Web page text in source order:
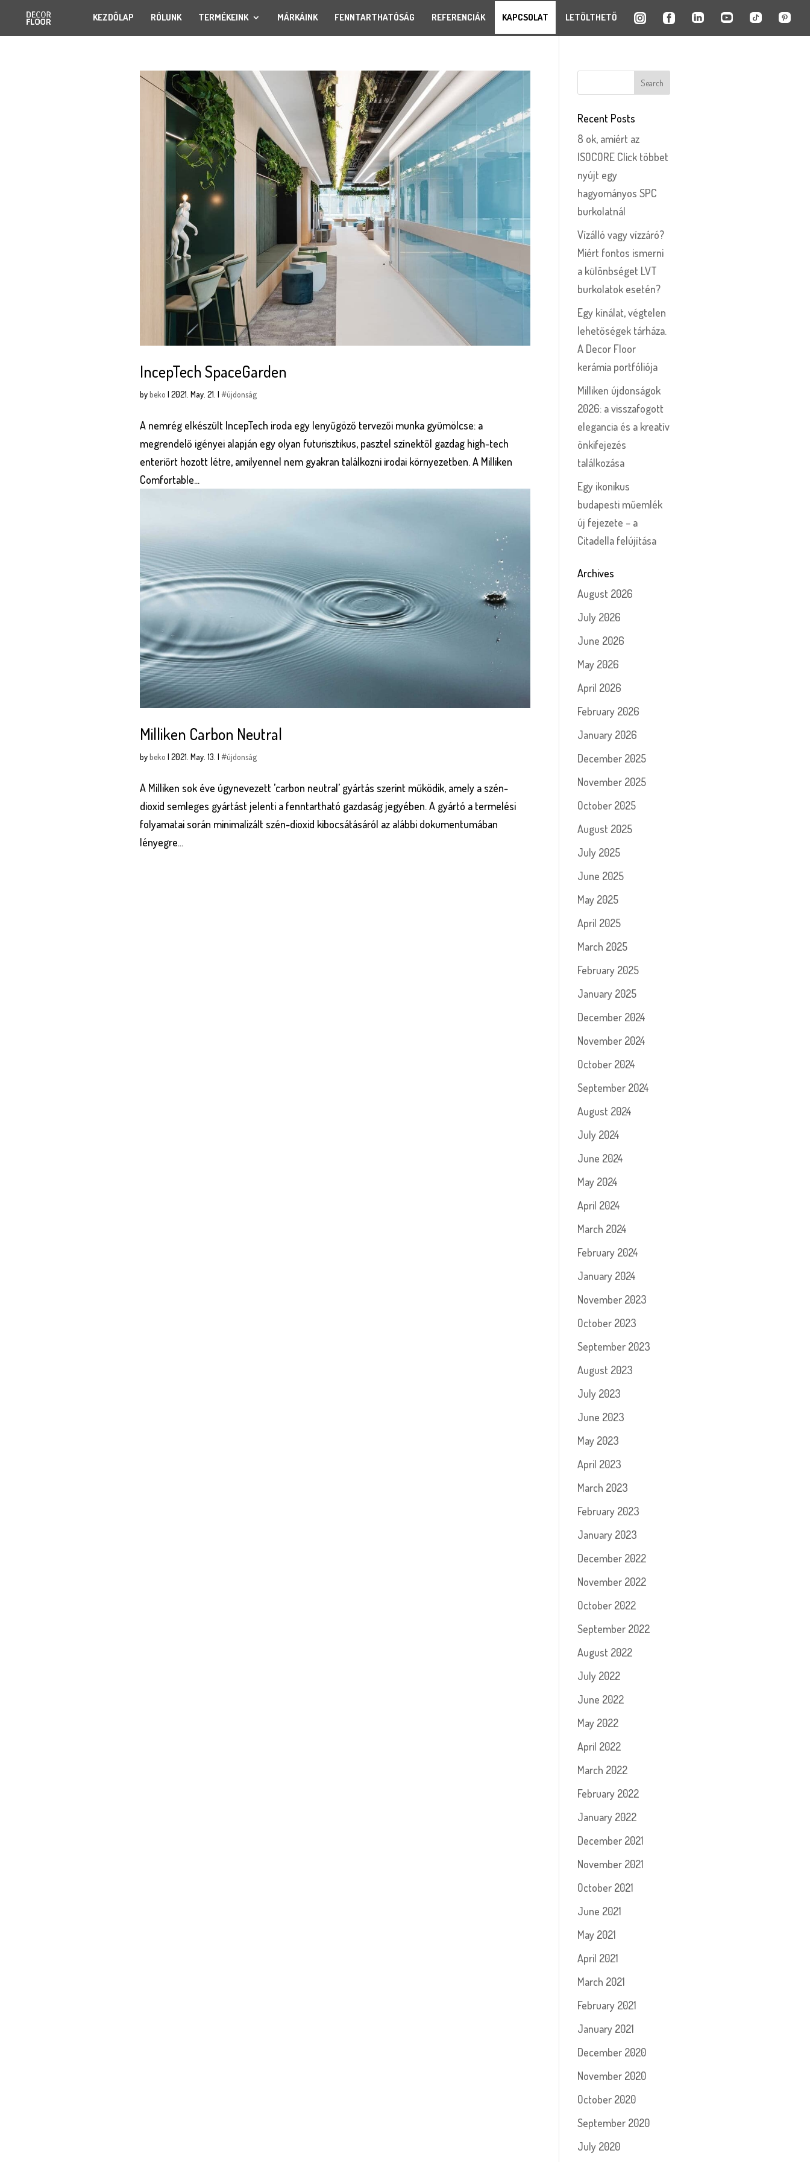
KEZDŐLAP RÓLUNK TERMÉKEINK MÁRKÁINK FENNTARTHATÓSÁG REFERENCIÁK KAPCSOLAT LETÖLTHETŐ
IncepTech SpaceGarden
bybeko | 2021. May. 21. | #újdonság
A nemrég elkészült IncepTech iroda egy lenyűgöző tervezői munka gyümölcse: a
megrendelő igényei alapján egy olyan futurisztikus, pasztel színektől gazdag high-tech
enteriőrt hozott létre, amilyennel nem gyakran találkozni irodai környezetben. A Milliken
Comfortable...
Milliken Carbon Neutral
bybeko | 2021. May. 13. | #újdonság
A Milliken sok éve úgynevezett ’carbon neutral’ gyártás szerint működik, amely a szén-
dioxid semleges gyártást jelenti a fenntartható gazdaság jegyében. A gyártó a termelési
folyamatai során minimalizált szén-dioxid kibocsátásáról az alábbi dokumentumában
lényegre...
Recent Posts
8 ok, amiért az
ISOCORE Click többet
nyújt egy
hagyományos SPC
burkolatnál
Vízálló vagy vízzáró?
Miért fontos ismerni
a különbséget LVT
burkolatok esetén?
Egy kínálat, végtelen
lehetőségek tárháza.
A Decor Floor
kerámia portfóliója
Milliken újdonságok
2026: a visszafogott
elegancia és a kreatív
önkifejezés
találkozása
Egy ikonikus
budapesti műemlék
új fejezete – a
Citadella felújítása
Archives
August 2026
July 2026
June 2026
May 2026
April 2026
February 2026
January 2026
December 2025
November 2025
October 2025
August 2025
July 2025
June 2025
May 2025
April 2025
March 2025
February 2025
January 2025
December 2024
November 2024
October 2024
September 2024
August 2024
July 2024
June 2024
May 2024
April 2024
March 2024
February 2024
January 2024
November 2023
October 2023
September 2023
August 2023
July 2023
June 2023
May 2023
April 2023
March 2023
February 2023
January 2023
December 2022
November 2022
October 2022
September 2022
August 2022
July 2022
June 2022
May 2022
April 2022
March 2022
February 2022
January 2022
December 2021
November 2021
October 2021
June 2021
May 2021
April 2021
March 2021
February 2021
January 2021
December 2020
November 2020
October 2020
September 2020
July 2020